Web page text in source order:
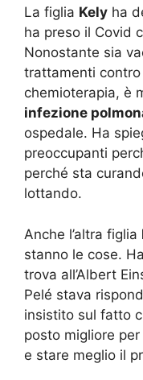
La figlia Kely ha
ha preso il Covid
Nonostante sia
trattamenti
chemioterapia, è
infezione
ospedale. Ha
preoccupanti
perché sta
lottando.
Anche l’altra figlia
stanno le cose.
trova all’Albert
Pelé stava
insistito sul fatto
posto migliore
e stare meglio il